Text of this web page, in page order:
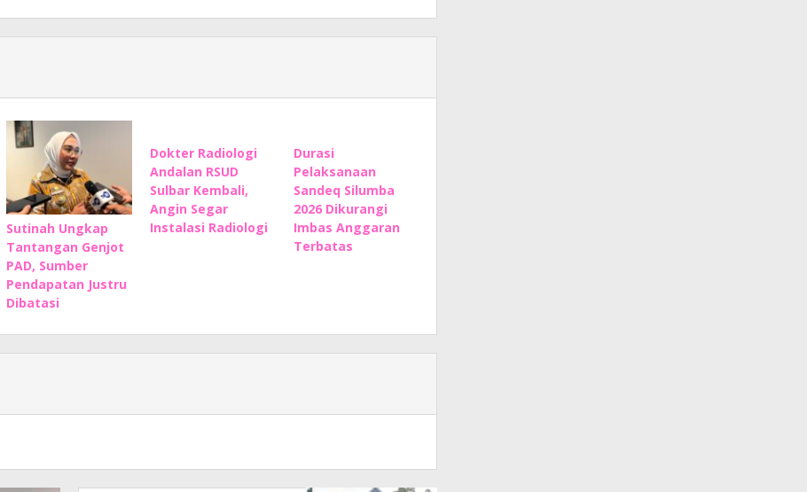
Sutinah Ungkap
Tantangan Genjot
PAD, Sumber
Pendapatan Justru
Dibatasi
Dokter Radiologi
Andalan RSUD
Sulbar Kembali,
Angin Segar
Instalasi Radiologi
Durasi
Pelaksanaan
Sandeq Silumba
2026 Dikurangi
Imbas Anggaran
Terbatas